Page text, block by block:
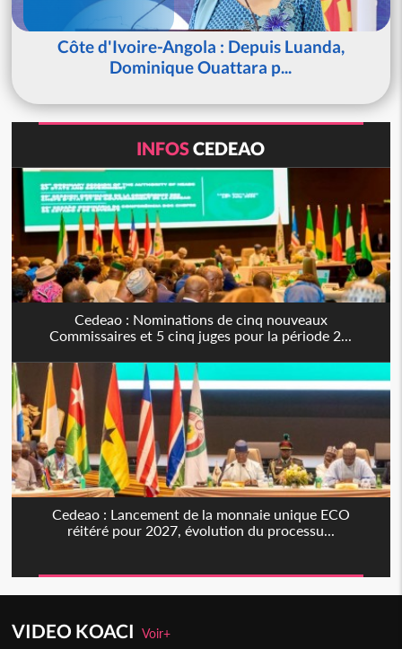
Côte d'Ivoire-Angola : Depuis Luanda,
Dominique Ouattara p...
INFOSCEDEAO
Cedeao : Nominations de cinq nouveaux
Commissaires et 5 cinq juges pour la période 2...
Cedeao : Lancement de la monnaie unique ECO
réitéré pour 2027, évolution du processu...
VIDEO KOACIVoir+